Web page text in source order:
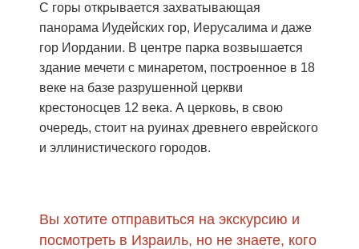
С горы открывается захватывающая
панорама Иудейских гор, Иерусалима и даже
гор Иордании. В центре парка возвышается
здание мечети с минаретом, построенное в 18
веке на базе разрушенной церкви
крестоносцев 12 века. А церковь, в свою
очередь, стоит на руинах древнего еврейского
и эллинистического городов.
Вы хотите отправиться на экскурсию и
посмотреть в Израиль, но не знаете, кого